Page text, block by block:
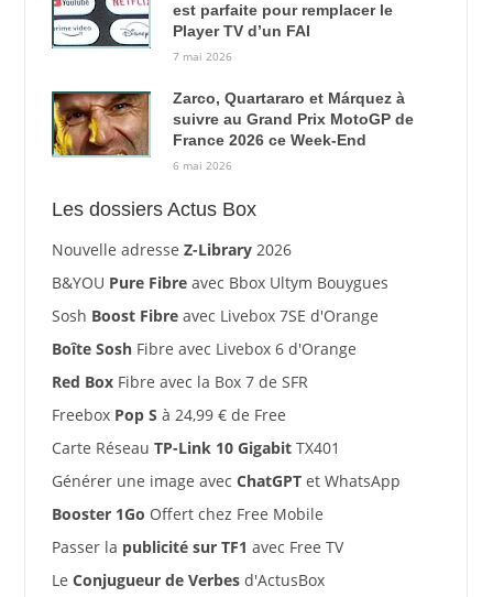
est parfaite pour remplacer le
Player TV d’un FAI
7 mai 2026
Zarco, Quartararo et Márquez à
suivre au Grand Prix MotoGP de
France 2026 ce Week-End
6 mai 2026
Les dossiers Actus Box
Nouvelle adresse Z-Library2026
B&YOU Pure Fibreavec Bbox Ultym Bouygues
Sosh Boost Fibreavec Livebox 7SE d'Orange
Boîte SoshFibre avec Livebox 6 d'Orange
Red BoxFibre avec la Box 7 de SFR
Freebox Pop S à 24,99 € de Free
Carte Réseau TP-Link 10 GigabitTX401
Générer une image avec ChatGPTet WhatsApp
Booster 1Go Offert chez Free Mobile
Passer la publicité sur TF1 avec Free TV
Le Conjugueur de Verbesd'ActusBox